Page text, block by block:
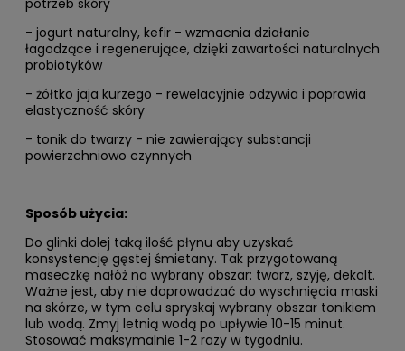
potrzeb skóry
- jogurt naturalny, kefir - wzmacnia działanie
łagodzące i regenerujące, dzięki zawartości naturalnych
probiotyków
- żółtko jaja kurzego - rewelacyjnie odżywia i poprawia
elastyczność skóry
- tonik do twarzy - nie zawierający substancji
powierzchniowo czynnych
Sposób użycia:
Do glinki dolej taką ilość płynu aby uzyskać
konsystencję gęstej śmietany. Tak przygotowaną
maseczkę nałóż na wybrany obszar: twarz, szyję, dekolt.
Ważne jest, aby nie doprowadzać do wyschnięcia maski
na skórze, w tym celu spryskaj wybrany obszar tonikiem
lub wodą. Zmyj letnią wodą po upływie 10-15 minut.
Stosować maksymalnie 1-2 razy w tygodniu.